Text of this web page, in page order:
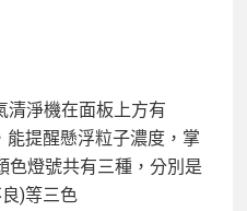
清淨機在面板上方有
提醒懸浮粒子濃度，掌
色燈號共有三種，分別是
)等三色